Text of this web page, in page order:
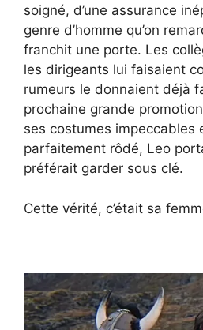
soigné, d’une assurance
genre d’homme qu’on
franchit une porte. Les
les dirigeants lui faisaient
rumeurs le donnaient déjà
prochaine grande
ses costumes impeccables
parfaitement rôdé, Leo
préférait garder sous clé.
Cette vérité, c’était sa